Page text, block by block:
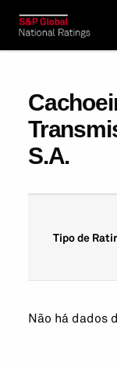
S.A.
Tipo de
Não há dados